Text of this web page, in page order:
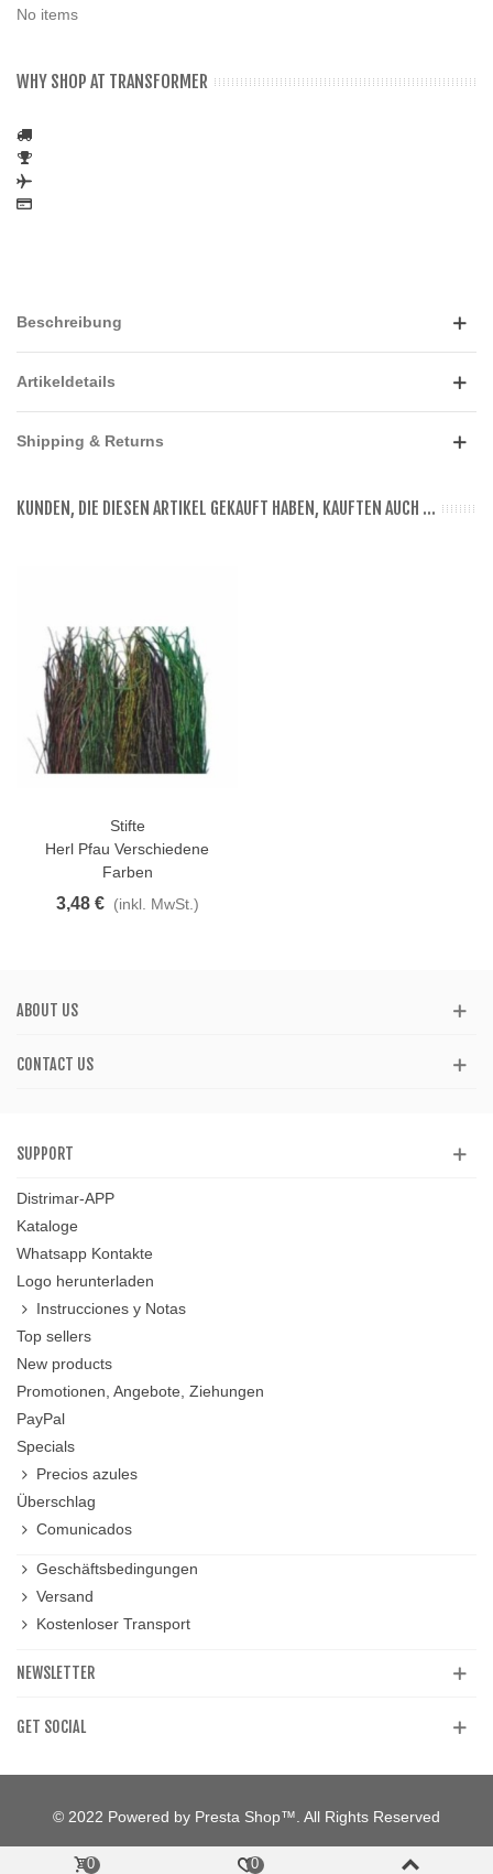
No items
WHY SHOP AT TRANSFORMER
Beschreibung
Artikeldetails
Shipping & Returns
KUNDEN, DIE DIESEN ARTIKEL GEKAUFT HABEN, KAUFTEN AUCH ...
Stifte
Herl Pfau Verschiedene
Farben
3,48 € (inkl. MwSt.)
ABOUT US
CONTACT US
SUPPORT
Distrimar-APP
Kataloge
Whatsapp Kontakte
Logo herunterladen
Instrucciones y Notas
Top sellers
New products
Promotionen, Angebote, Ziehungen
PayPal
Specials
Precios azules
Überschlag
Comunicados
Geschäftsbedingungen
Versand
Kostenloser Transport
NEWSLETTER
GET SOCIAL
© 2022 Powered by Presta Shop™. All Rights Reserved
0 0